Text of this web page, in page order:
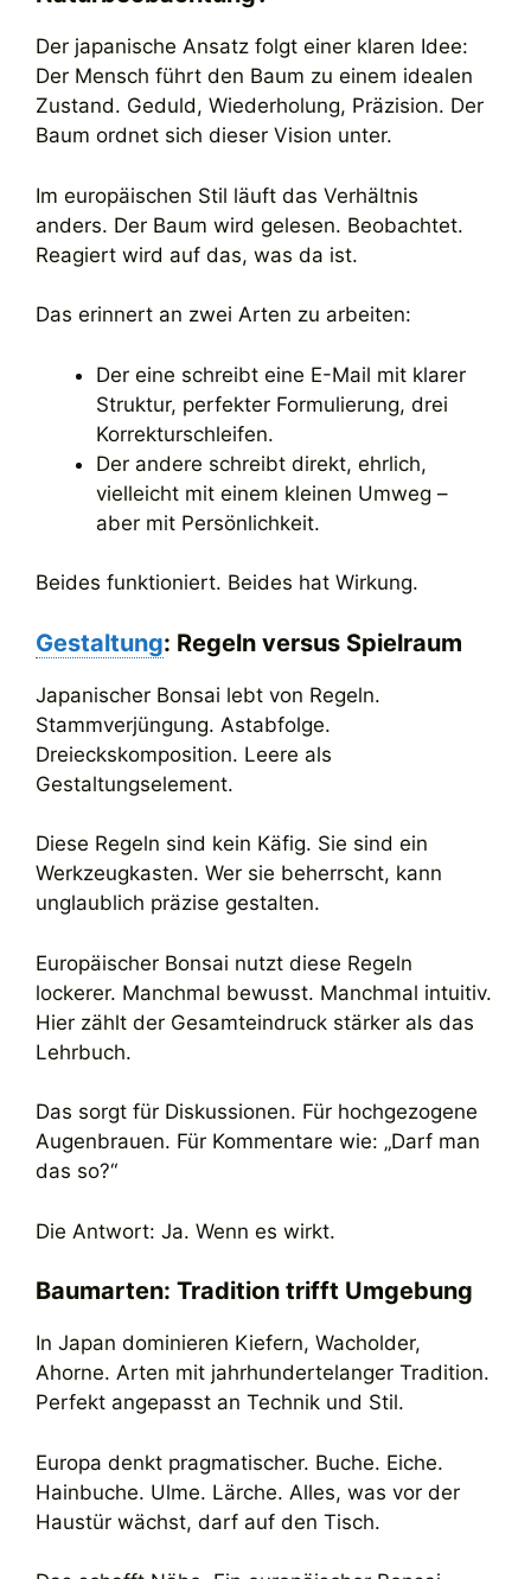
Der japanische Ansatz folgt einer klaren Idee:
Der Mensch führt den Baum zu einem idealen
Zustand. Geduld, Wiederholung, Präzision. Der
Baum ordnet sich dieser Vision unter.
Im europäischen Stil läuft das Verhältnis
anders. Der Baum wird gelesen. Beobachtet.
Reagiert wird auf das, was da ist.
Das erinnert an zwei Arten zu arbeiten:
Der eine schreibt eine E-Mail mit klarer
Struktur, perfekter Formulierung, drei
Korrekturschleifen.
Der andere schreibt direkt, ehrlich,
vielleicht mit einem kleinen Umweg –
aber mit Persönlichkeit.
Beides funktioniert. Beides hat Wirkung.
Gestaltung: Regeln versus Spielraum
Japanischer Bonsai lebt von Regeln.
Stammverjüngung. Astabfolge.
Dreieckskomposition. Leere als
Gestaltungselement.
Diese Regeln sind kein Käfig. Sie sind ein
Werkzeugkasten. Wer sie beherrscht, kann
unglaublich präzise gestalten.
Europäischer Bonsai nutzt diese Regeln
lockerer. Manchmal bewusst. Manchmal intuitiv.
Hier zählt der Gesamteindruck stärker als das
Lehrbuch.
Das sorgt für Diskussionen. Für hochgezogene
Augenbrauen. Für Kommentare wie: „Darf man
das so?“
Die Antwort: Ja. Wenn es wirkt.
Baumarten: Tradition trifft Umgebung
In Japan dominieren Kiefern, Wacholder,
Ahorne. Arten mit jahrhundertelanger Tradition.
Perfekt angepasst an Technik und Stil.
Europa denkt pragmatischer. Buche. Eiche.
Hainbuche. Ulme. Lärche. Alles, was vor der
Haustür wächst, darf auf den Tisch.